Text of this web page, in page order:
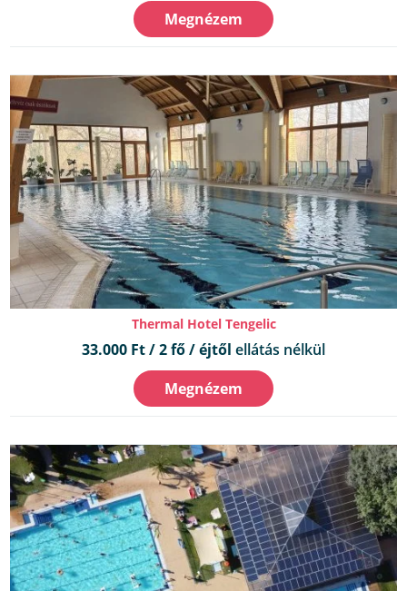
Megnézem
Thermal Hotel Tengelic
33.000 Ft / 2 fő / éjtől ellátás nélkül
Megnézem